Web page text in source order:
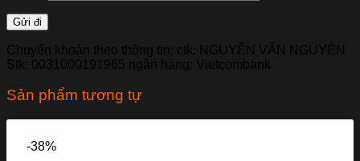
Chuyển khoản theo thông tin: ctk: NGUYỄN VĂN NGUYÊN
Stk: 0031000191965 ngân hàng: Vietcombank
Sản phẩm tương tự
-38%